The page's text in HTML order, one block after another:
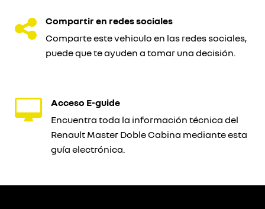
Compartir en redes sociales
Comparte este vehiculo en las redes sociales,
puede que te ayuden a tomar una decisión.
Acceso E-guide
Encuentra toda la información técnica del
Renault Master Doble Cabina mediante esta
guía electrónica.